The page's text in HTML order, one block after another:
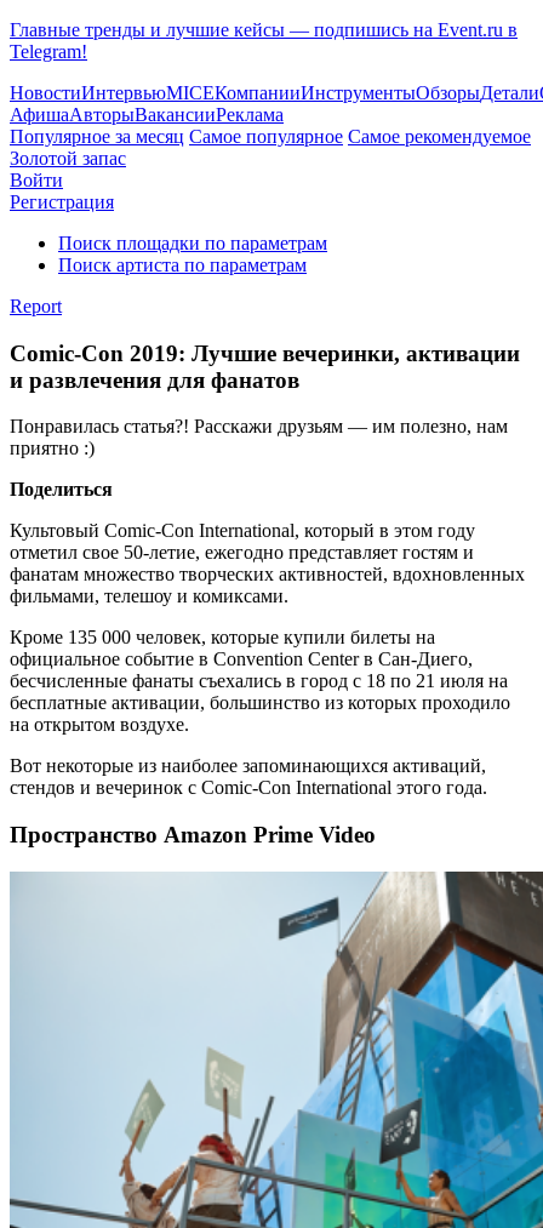
Главные тренды и лучшие кейсы — подпишись на Event.ru в
Telegram!
НовостиИнтервьюMICEКомпанииИнструментыОбзорыДетали
АфишаАвторыВакансииРеклама
Популярное за месяц Самое популярное Самое рекомендуемое
Золотой запас
Войти
Регистрация
Поиск площадки по параметрам
Поиск артиста по параметрам
Report
Comic-Con 2019: Лучшие вечеринки, активации
и развлечения для фанатов
Понравилась статья?! Расскажи друзьям — им полезно, нам
приятно :)
Поделиться
Культовый Comic-Con International, который в этом году
отметил свое 50-летие, ежегодно представляет гостям и
фанатам множество творческих активностей, вдохновленных
фильмами, телешоу и комиксами.
Кроме 135 000 человек, которые купили билеты на
официальное событие в Convention Center в Сан-Диего,
бесчисленные фанаты съехались в город с 18 по 21 июля на
бесплатные активации, большинство из которых проходило
на открытом воздухе.
Вот некоторые из наиболее запоминающихся активаций,
стендов и вечеринок с Comic-Con International этого года.
Пространство Amazon Prime Video